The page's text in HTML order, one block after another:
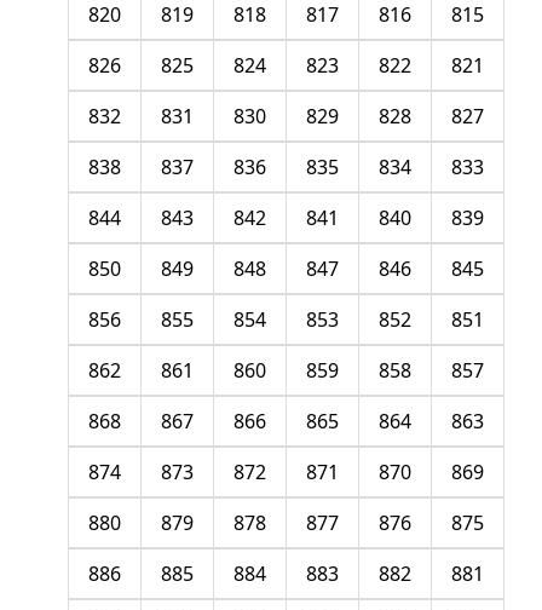
815
816
817
818
819
820
821
822
823
824
825
826
827
828
829
830
831
832
833
834
835
836
837
838
839
840
841
842
843
844
845
846
847
848
849
850
851
852
853
854
855
856
857
858
859
860
861
862
863
864
865
866
867
868
869
870
871
872
873
874
875
876
877
878
879
880
881
882
883
884
885
886